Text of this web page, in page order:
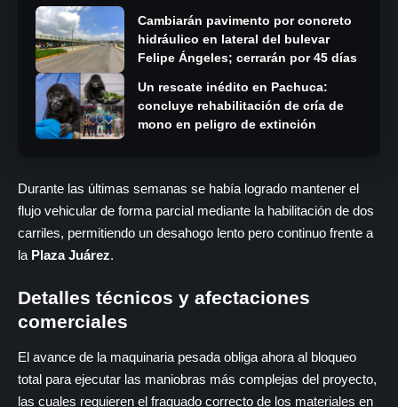
Cambiarán pavimento por concreto
hidráulico en lateral del bulevar
Felipe Ángeles; cerrarán por 45 días
Un rescate inédito en Pachuca:
concluye rehabilitación de cría de
mono en peligro de extinción
Durante las últimas semanas se había logrado mantener el
flujo vehicular de forma parcial mediante la habilitación de dos
carriles, permitiendo un desahogo lento pero continuo frente a
la Plaza Juárez.
Detalles técnicos y afectaciones
comerciales
El avance de la maquinaria pesada obliga ahora al bloqueo
total para ejecutar las maniobras más complejas del proyecto,
las cuales requieren el fraguado correcto de los materiales en